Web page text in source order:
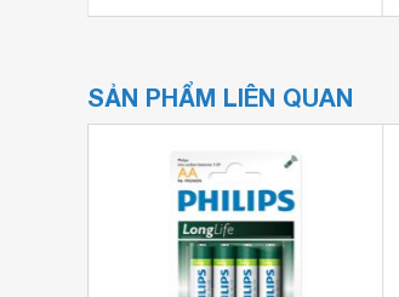
SẢN PHẨM LIÊN QUAN